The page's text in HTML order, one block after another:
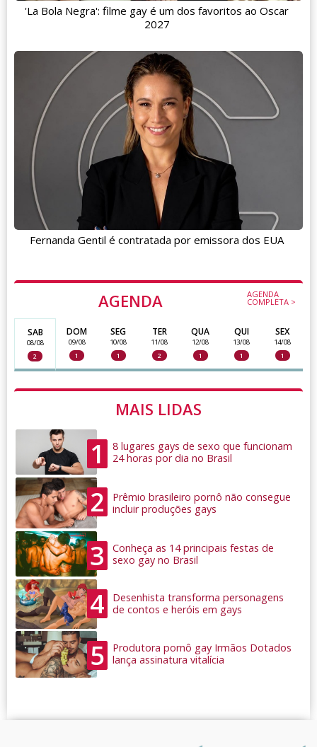
AGENDA AGENDA
COMPLETA >
SAB
08/08
2
DOM
09/08
1
SEG
10/08
1
TER
11/08
2
QUA
12/08
1
QUI
13/08
1
SEX
14/08
1
MAIS LIDAS
1
8 lugares gays de sexo que funcionam
24 horas por dia no Brasil
2
Prêmio brasileiro pornô não consegue
incluir produções gays
3
Conheça as 14 principais festas de
sexo gay no Brasil
4
Desenhista transforma personagens
de contos e heróis em gays
5
Produtora pornô gay Irmãos Dotados
lança assinatura vitalícia
'La Bola Negra': filme gay é um dos favoritos ao Oscar
2027
Fernanda Gentil é contratada por emissora dos EUA